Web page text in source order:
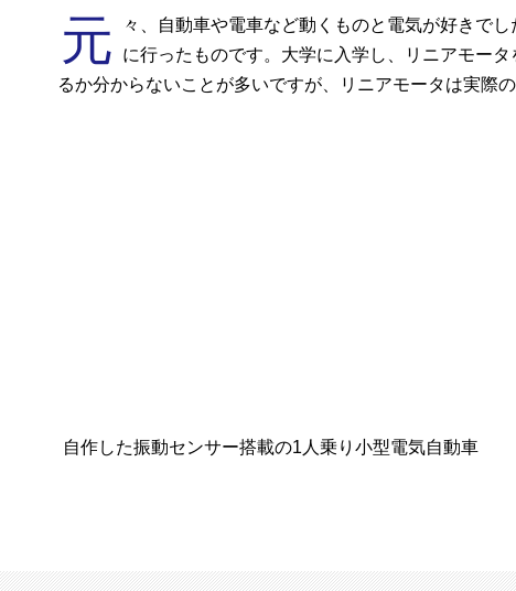
元
々、自動車や電車など動くものと電気が好きで
に行ったものです。大学に入学し、リニアモー
るか分からないことが多いですが、リニアモータは実際
自作した振動センサー搭載の1人乗り小型電気自動車